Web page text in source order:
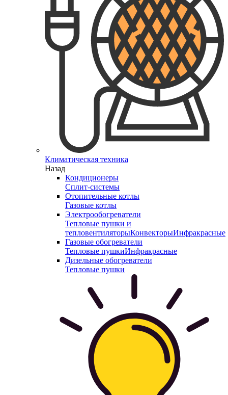
Климатическая техника
Назад
Кондиционеры
Сплит-системы
Отопительные котлы
Газовые котлы
Электрообогреватели
Тепловые пушки и
тепловентиляторыКонвекторыИнфракрасные
Газовые обогреватели
Тепловые пушкиИнфракрасные
Дизельные обогреватели
Тепловые пушки